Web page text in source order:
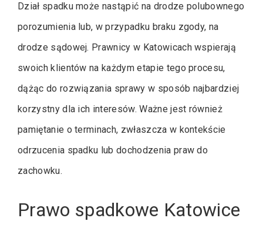
Dział spadku może nastąpić na drodze polubownego
porozumienia lub, w przypadku braku zgody, na
drodze sądowej. Prawnicy w Katowicach wspierają
swoich klientów na każdym etapie tego procesu,
dążąc do rozwiązania sprawy w sposób najbardziej
korzystny dla ich interesów. Ważne jest również
pamiętanie o terminach, zwłaszcza w kontekście
odrzucenia spadku lub dochodzenia praw do
zachowku.
Prawo spadkowe Katowice